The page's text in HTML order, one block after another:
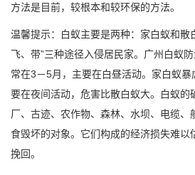
方法是目前，较根本和较环保的方法。
温馨提示：白蚁主要是两种：家白蚁和散
飞、带”三种途径入侵居民家。广州白蚁
常在3－5月，主要在白昼活动。家白蚁
要在夜间活动，危害比散白蚁大。白蚁的
厂、古迹、农作物、森林、水坝、电缆、
食毁坏的对象。它们构成的经济损失难以
挽回。